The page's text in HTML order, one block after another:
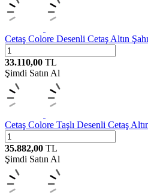
Cetaş Colore Desenli Cetaş Altın
33.110,00 TL
Şimdi Satın Al
Cetaş Colore Taşlı Desenli Cetaş
35.882,00 TL
Şimdi Satın Al